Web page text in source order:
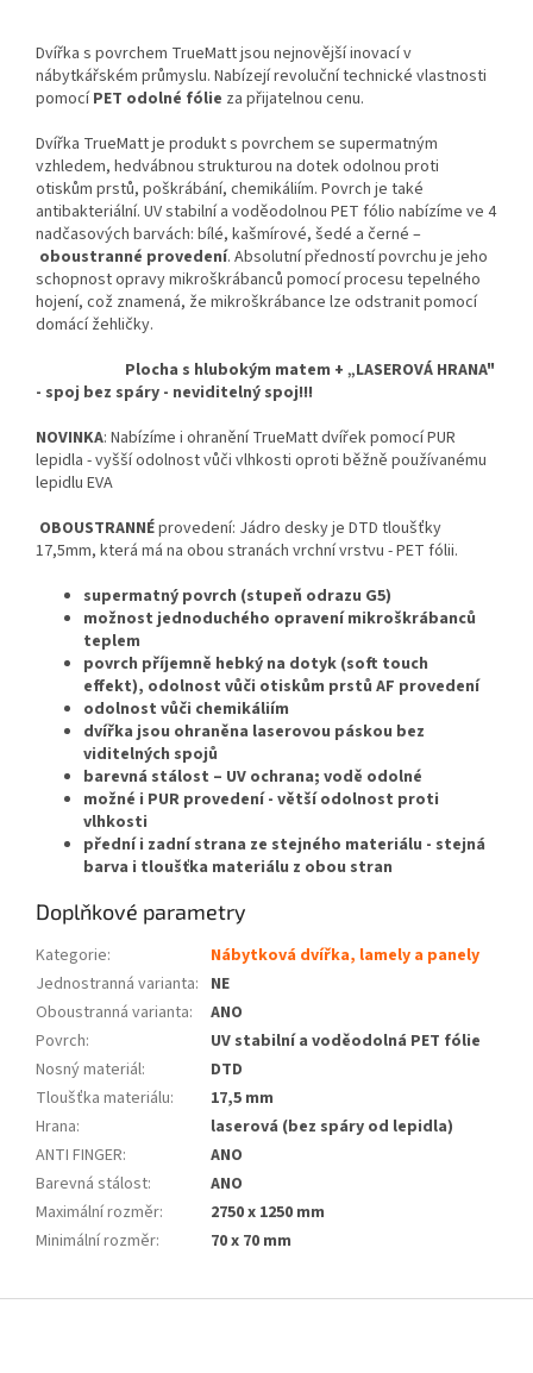
Dvířka s povrchem TrueMatt jsou nejnovější inovací v
nábytkářském průmyslu. Nabízejí revoluční technické vlastnosti
pomocí PET odolné fólie za přijatelnou cenu.
Dvířka TrueMatt je produkt s povrchem se supermatným
vzhledem, hedvábnou strukturou na dotek odolnou proti
otiskům prstů, poškrábání, chemikáliím. Povrch je také
antibakteriální. UV stabilní a voděodolnou PET fólio nabízíme ve 4
nadčasových barvách: bílé, kašmírové, šedé a černé –
oboustranné provedení. Absolutní předností povrchu je jeho
schopnost opravy mikroškrábanců pomocí procesu tepelného
hojení, což znamená, že mikroškrábance lze odstranit pomocí
domácí žehličky.
Plocha s hlubokým matem + „LASEROVÁ HRANA"
- spoj bez spáry - neviditelný spoj!!!
NOVINKA: Nabízíme i ohranění TrueMatt dvířek pomocí PUR
lepidla - vyšší odolnost vůči vlhkosti oproti běžně používanému
lepidlu EVA
OBOUSTRANNÉprovedení: Jádro desky je DTD tloušťky
17,5mm, která má na obou stranách vrchní vrstvu - PET fólii.
supermatný povrch (stupeň odrazu G5)
možnost jednoduchého opravení mikroškrábanců
teplem
povrch příjemně hebký na dotyk (soft touch
effekt), odolnost vůči otiskům prstů AF provedení
odolnost vůči chemikáliím
dvířka jsou ohraněna laserovou páskou bez
viditelných spojů
barevná stálost – UV ochrana; vodě odolné
možné i PUR provedení - větší odolnost proti
vlhkosti
přední i zadní strana ze stejného materiálu - stejná
barva i tloušťka materiálu z obou stran
Doplňkové parametry
Kategorie:
Nábytková dvířka, lamely a panely
Jednostranná varianta: NE
Oboustranná varianta:
ANO
Povrch:
UV stabilní a voděodolná PET fólie
Nosný materiál:
DTD
Tloušťka materiálu:
17,5 mm
Hrana:
laserová (bez spáry od lepidla)
ANTI FINGER:
ANO
Barevná stálost:
ANO
Maximální rozměr:
2750 x 1250 mm
Minimální rozměr: 70 x 70 mm